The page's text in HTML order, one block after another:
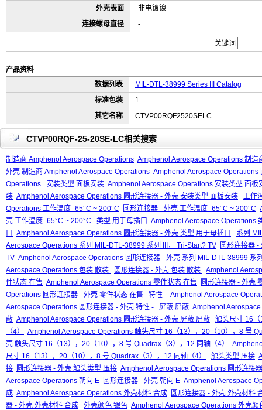
外壳表面
非电镀镍
连接螺母直径
-
关键词
产品资料
数据列表
MIL-DTL-38999 Series III Catalog
标准包装
1
其它名称
CTVP00RQF2520SELC
CTVP00RQF-25-20SE-LC相关搜索
制造商 Amphenol Aerospace Operations Amphenol Aerospace Operations 制
外壳 制造商 Amphenol Aerospace Operations Amphenol Aerospace Operations
Operations
安装类型 面板安装 Amphenol Aerospace Operations 安装类型 面板
装 Amphenol Aerospace Operations 圆形连接器 - 外壳 安装类型 面板安装
工作
Operations 工作温度 -65°C ~ 200°C
圆形连接器 - 外壳 工作温度 -65°C ~ 200°C
壳 工作温度 -65°C ~ 200°C
类型 用于母插口 Amphenol Aerospace Operations
口 Amphenol Aerospace Operations 圆形连接器 - 外壳 类型 用于母插口
系列
Aerospace Operations 系列 MIL-DTL-38999 系列 III， Tri-Start? TV 圆形连接器
TV Amphenol Aerospace Operations 圆形连接器 - 外壳 系列 MIL-DTL-38999 系
Aerospace Operations 包装 散装
圆形连接器 - 外壳 包装 散装
Amphenol
件状态 在售 Amphenol Aerospace Operations 零件状态 在售
圆形连接器 - 外壳
Operations 圆形连接器 - 外壳 零件状态 在售
特性 - Amphenol Aerospace
Aerospace Operations 圆形连接器 - 外壳 特性 -
屏蔽 屏蔽 Amphenol
蔽 Amphenol Aerospace Operations 圆形连接器 - 外壳 屏蔽 屏蔽
触头尺寸 16
（4）
Amphenol Aerospace Operations 触头尺寸 16（13），20（10），8 号
壳 触头尺寸 16（13），20（10），8 号 Quadrax（3），12 同轴（4）
尺寸 16（13），20（10），8 号 Quadrax（3），12 同轴（4）
触头类型 压接
接 圆形连接器 - 外壳 触头类型 压接 Amphenol Aerospace Operations 圆形连接
Aerospace Operations 朝向 E 圆形连接器 - 外壳 朝向 E Amphenol Aerospace
成 Amphenol Aerospace Operations 外壳材料 合成 圆形连接器 - 外壳 外壳材料
器 - 外壳 外壳材料 合成
外壳颜色 银色 Amphenol Aerospace Operations 外壳颜